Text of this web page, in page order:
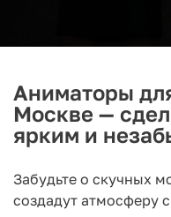
Аниматоры
Москве —
ярким и
Забудьте о скучных
создадут атмосферу